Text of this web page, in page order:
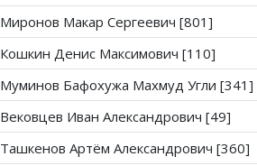
Миронов Макар Сергеевич [801]
Кошкин Денис Максимович [110]
Муминов Бафохужа Махмуд Угли [341]
Вековцев Иван Александрович [49]
Ташкенов Артём Александрович [360]